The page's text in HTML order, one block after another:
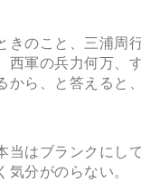
のこと、三浦周
西軍の兵力何万、
ら、と答えると、
当はブランクにし
分がのらない。